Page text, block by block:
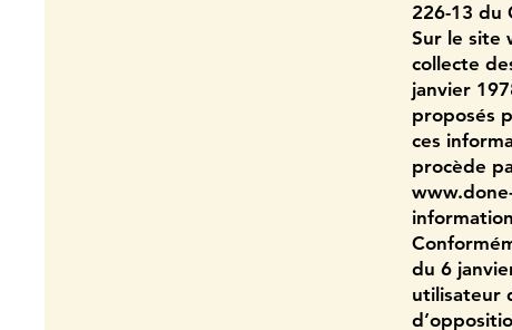
226-13 du
Sur le site
collecte
janvier
proposés
ces
procède
du 6
utilisateur